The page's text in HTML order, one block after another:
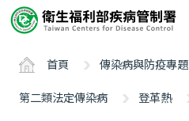
要
ALT+C
首頁 傳染病與防疫專題
第二類法定傳染病
登革熱